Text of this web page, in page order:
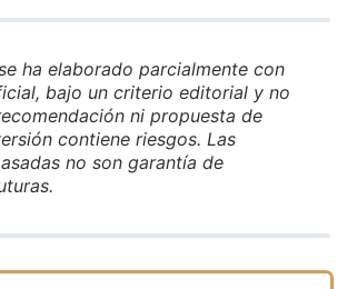
ha elaborado parcialmente con
bajo un criterio editorial y no
ni propuesta de
contiene riesgos. Las
no son garantía de